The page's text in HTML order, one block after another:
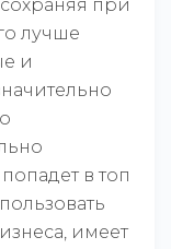
при
лучше
и
в топ
имеет